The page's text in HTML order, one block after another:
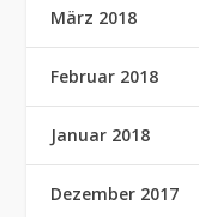
März 2018
Februar 2018
Januar 2018
Dezember 2017